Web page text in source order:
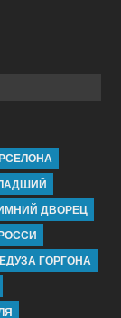
ДВОРЕЦ
ГОРГОНА